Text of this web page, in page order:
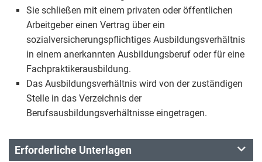
Sie schließen mit einem privaten oder öffentlichen
Arbeitgeber einen Vertrag über ein
sozialversicherungspflichtiges Ausbildungsverhältnis
in einem anerkannten Ausbildungsberuf oder für eine
Fachpraktikerausbildung.
Das Ausbildungsverhältnis wird von der zuständigen
Stelle in das Verzeichnis der
Berufsausbildungsverhältnisse eingetragen.
Erforderliche Unterlagen